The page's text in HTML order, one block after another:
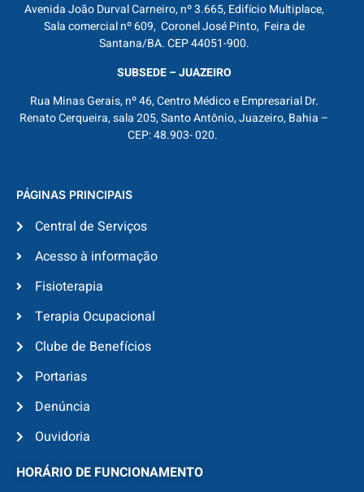
Avenida João Durval Carneiro, nº 3.665, Edifício Multiplace,
Sala comercial nº 609, Coronel José Pinto, Feira de
Santana/BA. CEP 44051-900.
SUBSEDE – JUAZEIRO
Rua Minas Gerais, nº 46, Centro Médico e Empresarial Dr.
Renato Cerqueira, sala 205, Santo Antônio, Juazeiro, Bahia –
CEP: 48.903- 020.
PÁGINAS PRINCIPAIS
Central de Serviços
Acesso à informação
Fisioterapia
Terapia Ocupacional
Clube de Benefícios
Portarias
Denúncia
Ouvidoria
HORÁRIO DE FUNCIONAMENTO